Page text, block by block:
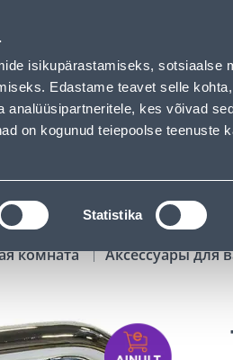
isikupärastamiseks, sotsiaalse
Edastame teavet selle
kes võivad
on kogunud teiepoolse teenuste
Statistika
частных клиентов Услуги
ПОИСК
АРЕНДА
комната Аксессуары для